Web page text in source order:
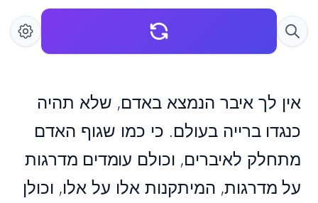
אין לך איבר הנמצא באדם, שלא תהיה
כנגדו ברייה בעולם. כי כמו שגוף האדם
מתחלק לאיברים, וכולם עומדים מדרגות
על מדרגות, המיתקנות אלו על אלו, וכולן